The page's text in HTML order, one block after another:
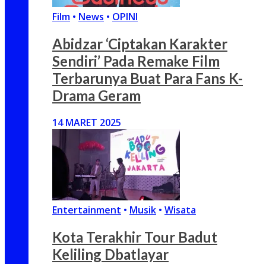
Film • News • OPINI
Abidzar ‘Ciptakan Karakter
Sendiri’ Pada Remake Film
Terbarunya Buat Para Fans K-
Drama Geram
14 MARET 2025
Entertainment • Musik • Wisata
Kota Terakhir Tour Badut
Keliling Dbatlayar